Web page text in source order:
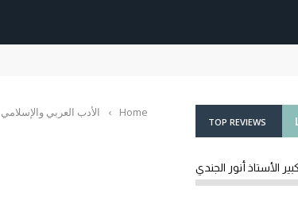
Home
› الأدب العربي والإسلامي
TOP REVIEWS
الأستاذ أنور الجندي